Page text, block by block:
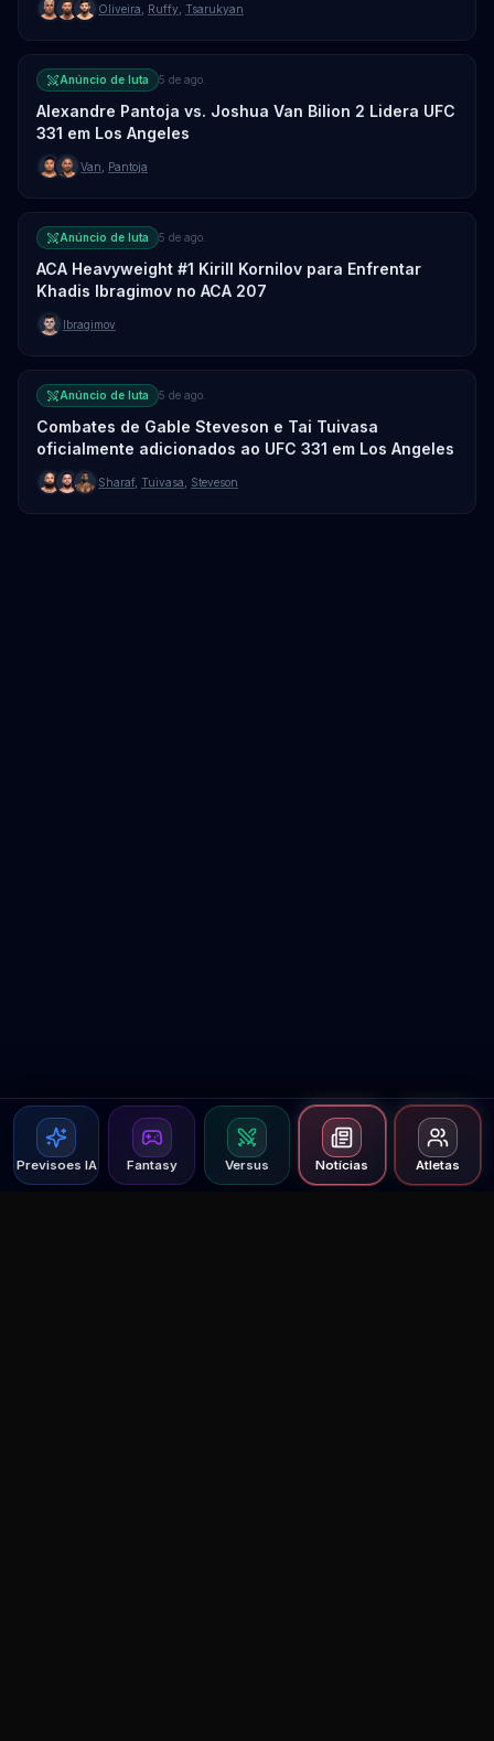
Previsoes IA Fantasy Versus Notícias Atletas
Oliveira Ruffy Tsarukyan
Anúncio de luta 5 de ago.
Alexandre Pantoja vs. Joshua Van Bilion 2 Lidera UFC
331 em Los Angeles
Van Pantoja
Anúncio de luta 5 de ago.
ACA Heavyweight #1 Kirill Kornilov para Enfrentar
Khadis Ibragimov no ACA 207
Ibragimov
Anúncio de luta 5 de ago.
Combates de Gable Steveson e Tai Tuivasa
oficialmente adicionados ao UFC 331 em Los Angeles
Sharaf, Tuivasa Steveson